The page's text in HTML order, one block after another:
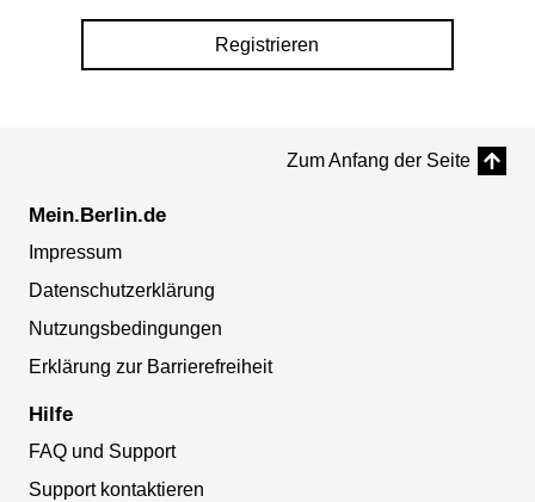
Registrieren
Zum Anfang der Seite
Mein.Berlin.de
Impressum
Datenschutzerklärung
Nutzungsbedingungen
Erklärung zur Barrierefreiheit
Hilfe
FAQ und Support
Support kontaktieren